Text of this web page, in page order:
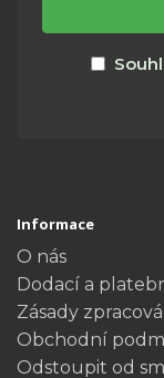
Informace
O nás
Dodací a
Zásady
Obchodní
Odstoupit od